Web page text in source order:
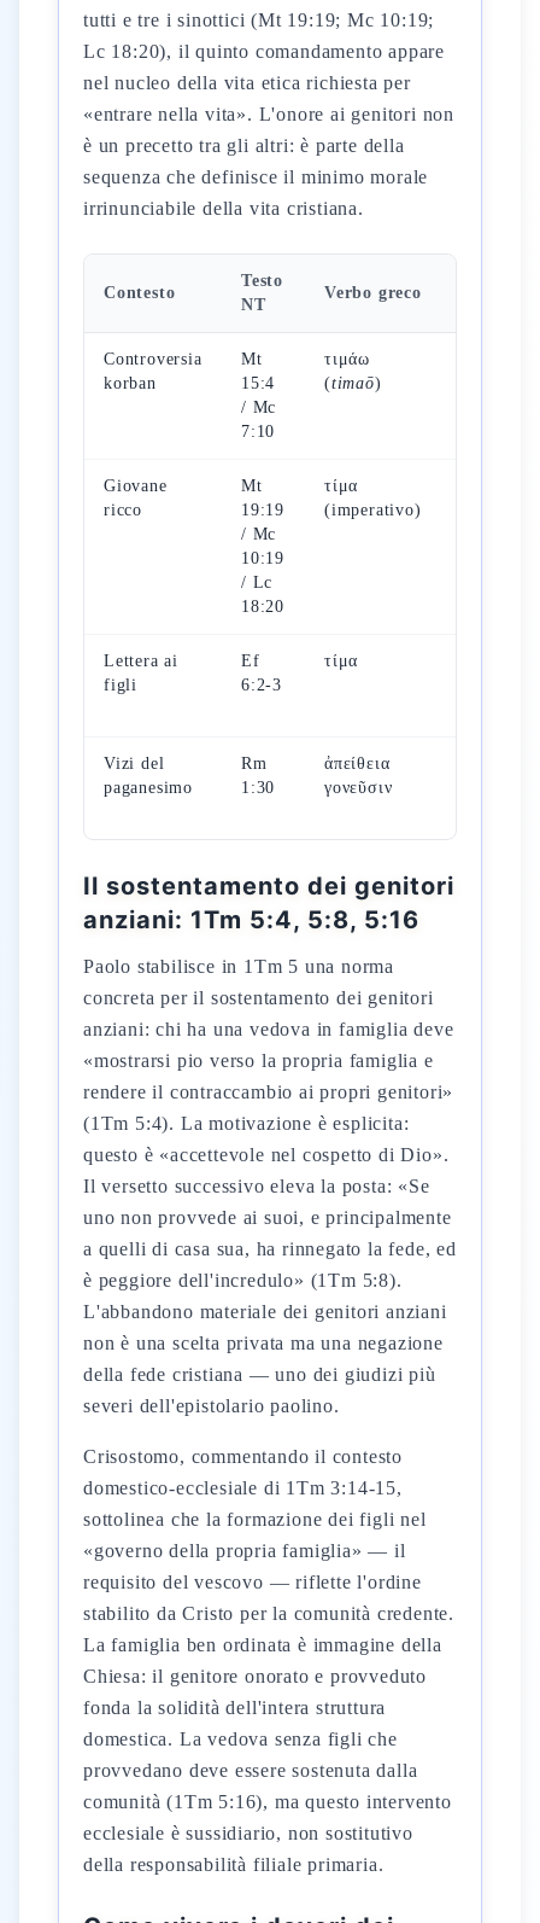
tutti e tre i sinottici (Mt 19:19; Mc 10:19;
Lc 18:20), il quinto comandamento appare
nel nucleo della vita etica richiesta per
«entrare nella vita». L'onore ai genitori non
è un precetto tra gli altri: è parte della
sequenza che definisce il minimo morale
irrinunciabile della vita cristiana.
Contesto
Testo
NT
Verbo greco
Controversia
korban
Mt
15:4
/ Mc
7:10
τιμάω
(timaō)
Giovane
ricco
Mt
19:19
/ Mc
10:19
/ Lc
18:20
τίμα
(imperativo)
Lettera ai
figli
Ef
6:2-3
τίμα
Vizi del
paganesimo
Rm
1:30
ἀπείθεια
γονεῦσιν
Il sostentamento dei genitori
anziani: 1Tm 5:4, 5:8, 5:16
Paolo stabilisce in 1Tm 5 una norma
concreta per il sostentamento dei genitori
anziani: chi ha una vedova in famiglia deve
«mostrarsi pio verso la propria famiglia e
rendere il contraccambio ai propri genitori»
(1Tm 5:4). La motivazione è esplicita:
questo è «accettevole nel cospetto di Dio».
Il versetto successivo eleva la posta: «Se
uno non provvede ai suoi, e principalmente
a quelli di casa sua, ha rinnegato la fede, ed
è peggiore dell'incredulo» (1Tm 5:8).
L'abbandono materiale dei genitori anziani
non è una scelta privata ma una negazione
della fede cristiana — uno dei giudizi più
severi dell'epistolario paolino.
Crisostomo, commentando il contesto
domestico-ecclesiale di 1Tm 3:14-15,
sottolinea che la formazione dei figli nel
«governo della propria famiglia» — il
requisito del vescovo — riflette l'ordine
stabilito da Cristo per la comunità credente.
La famiglia ben ordinata è immagine della
Chiesa: il genitore onorato e provveduto
fonda la solidità dell'intera struttura
domestica. La vedova senza figli che
provvedano deve essere sostenuta dalla
comunità (1Tm 5:16), ma questo intervento
ecclesiale è sussidiario, non sostitutivo
della responsabilità filiale primaria.